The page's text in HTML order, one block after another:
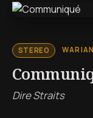
STEREO
Dire Straits